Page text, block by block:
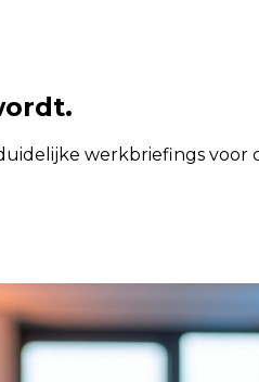
werkbriefings